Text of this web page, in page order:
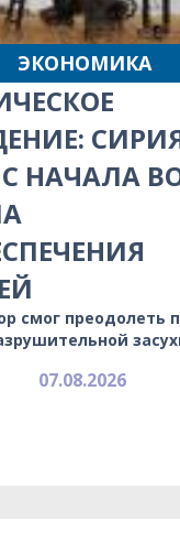
ЭКОНОМИКА
С НАЧАЛА
смог преодолеть
07.08.2026